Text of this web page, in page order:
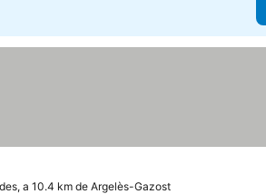
a 10.4 km de Argelès-Gazost